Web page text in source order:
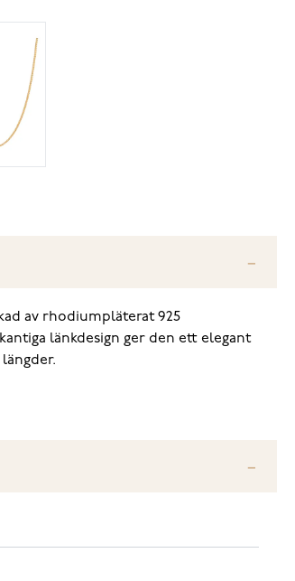
av rhodiumpläterat 925
länkdesign ger den ett elegant